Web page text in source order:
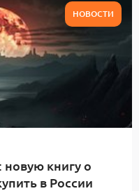
НОВОСТИ
книгу о
в России